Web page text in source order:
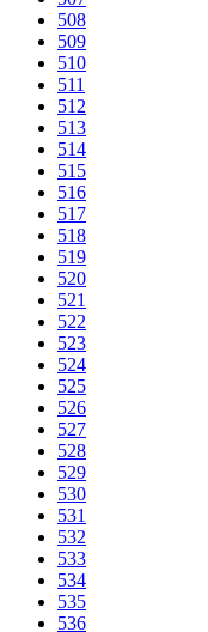
508
509
510
511
512
513
514
515
516
517
518
519
520
521
522
523
524
525
526
527
528
529
530
531
532
533
534
535
536